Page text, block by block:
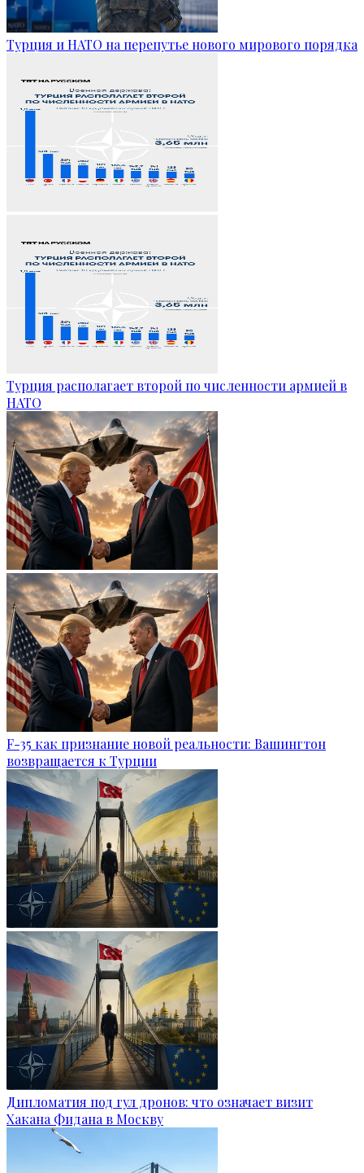
Турция и НАТО на перепутье нового мирового порядка
Турция располагает второй по численности армией в
НАТО
F-35 как признание новой реальности: Вашингтон
возвращается к Турции
Дипломатия под гул дронов: что означает визит
Хакана Фидана в Москву